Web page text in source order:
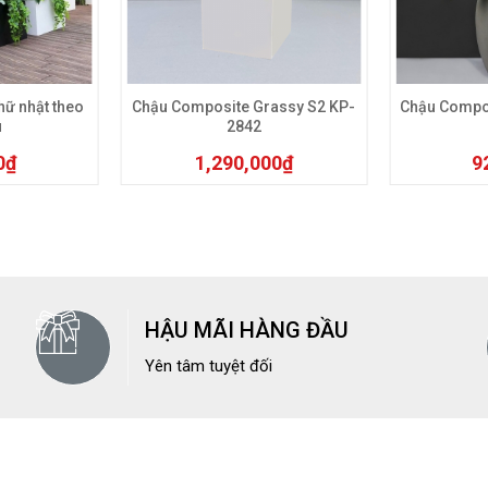
tuyệt vời cho việc trồng cây hoặc decor không gian
dễ dàng.
có thể được chọn trên trang sản phẩm
phẩm này có nhiều biến thể. Các tùy chọn có thể được chọn trên
nhật theo
₫
Sản phẩm này có nhiều biến
Chậu Composite Grassy S2 KP-
2842
1,290,000₫
Chậu
HẬU MÃI HÀNG ĐẦU
Yên tâm tuyệt đối